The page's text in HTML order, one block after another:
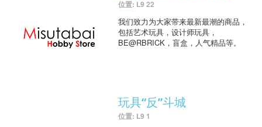
位置: L9 22
我们致力为大家带来最新最潮的商品，
包括艺术玩具，设计师玩具，
BE@RBRICK，盲盒，人气精品等。
玩具“反”斗城
位置: L9 1